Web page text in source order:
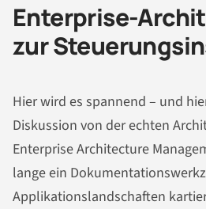
Enterprise-
zur
Hier wird es spannend – und
Diskussion von der echten
Enterprise Architecture
lange ein
Applikationslandschaften